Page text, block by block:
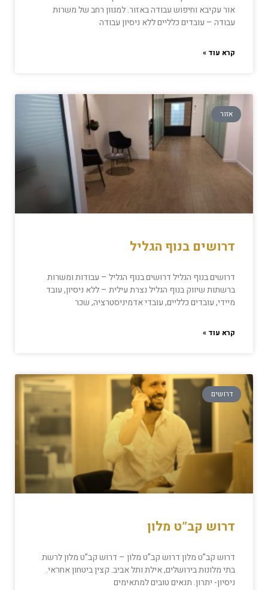
אור עקיבא וחיפוש עבודה באזור. למגוון רחב של משרות
עבודה – עובדים כלליים ללא ניסיון עבודה
קרא עוד »
אזור
דרושים בנוף הגליל
דרושים בנוף הגליל דרושים בנוף הגליל – עבודות ומשרות
ברשתות שיווק בנוף הגליל נצרת עילית – ללא ניסיון, עובד
מיידי, עובדים כלליים, עובדי אדמיניסטרציה, שכר
קרא עוד »
דרושים
דרוש קב”ט מלון
דרוש קב”ט מלון דרוש קב”ט מלון – דרוש קב”ט מלון לרשת
בתי מלונות בירושלים, אילת ותל אביב. קצין ביטחון אחראי.
ניסיון- יתרון. תנאים טובים למתאימים